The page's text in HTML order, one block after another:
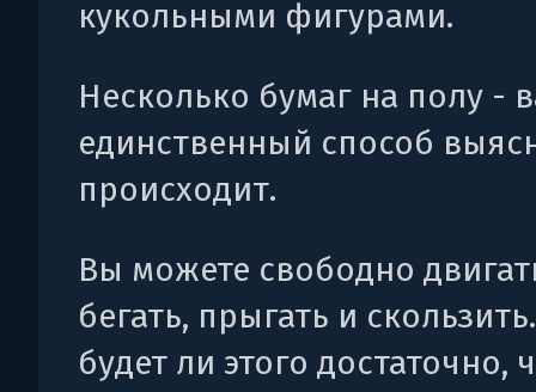
кукольными фигурами.
Несколько бумаг на полу -
единственный способ
происходит.
Вы можете свободно
бегать, прыгать и
будет ли этого достаточно,